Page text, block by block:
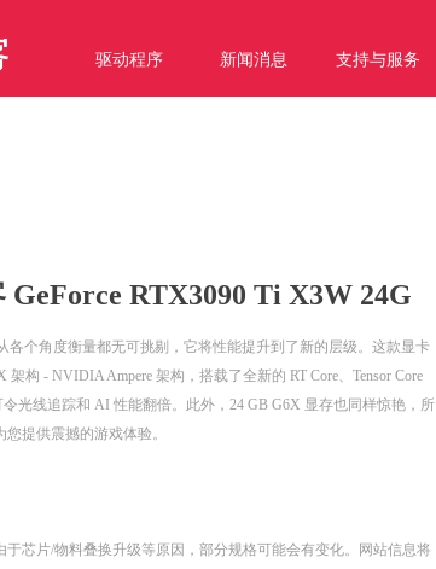
驱动程序 新闻消息 支持与服务
GeForce RTX3090 Ti X3W 24G
各个角度衡量都无可挑剔，它将性能提升到了新的层级。这款显卡
构 - NVIDIA Ampere 架构，搭载了全新的 RT Core、Tensor Core
光线追踪和 AI 性能翻倍。此外，24 GB G6X 显存也同样惊艳，所
提供震撼的游戏体验。
于芯片/物料叠换升级等原因，部分规格可能会有变化。网站信息将